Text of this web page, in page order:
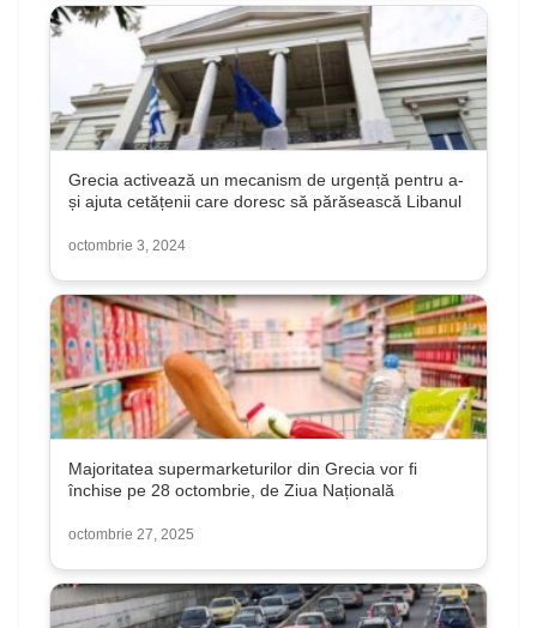
Grecia activează un mecanism de urgență pentru a-
și ajuta cetățenii care doresc să părăsească Libanul
octombrie 3, 2024
Majoritatea supermarketurilor din Grecia vor fi
închise pe 28 octombrie, de Ziua Națională
octombrie 27, 2025